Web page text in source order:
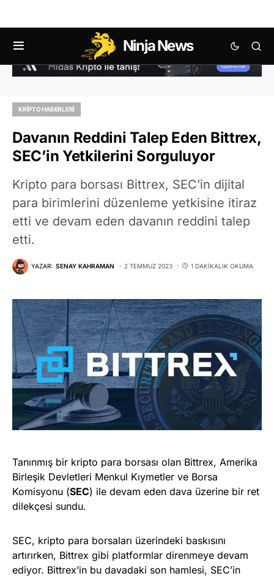
Ninja News
KRIPTO HABERLERI
Davanın Reddini Talep Eden Bittrex,
SEC’in Yetkilerini Sorguluyor
Kripto para borsası Bittrex, SEC’in dijital
para birimlerini düzenleme yetkisine itiraz
etti ve devam eden davanın reddini talep
etti.
YAZAR: SENAY KAHRAMAN 2 TEMMUZ 2023 1 DAKIKALIK OKUMA
Tanınmış bir kripto para borsası olan Bittrex, Amerika
Birleşik Devletleri Menkul Kıymetler ve Borsa
Komisyonu (SEC) ile devam eden dava üzerine bir ret
dilekçesi sundu.
SEC, kripto para borsaları üzerindeki baskısını
artırırken, Bittrex gibi platformlar direnmeye devam
ediyor. Bittrex’in bu davadaki son hamlesi, SEC’in